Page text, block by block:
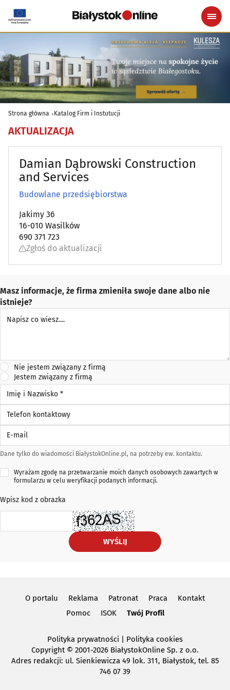
Strona główna Katalog Firm i Instutucji
AKTUALIZACJA
Damian Dąbrowski Construction
and Services
Budowlane przedsiębiorstwa
Jakimy 36
16-010 Wasilków
690 371 723
Zgłoś do aktualizacji
Masz informacje, że firma zmieniła swoje dane albo nie
istnieje?
Nie jestem związany z firmą
Jestem związany z firmą
Imię i Nazwisko *
Telefon kontaktowy
Dane tylko do wiadomości BiałystokOnline.pl, na potrzeby ew. kontaktu.
Wyrażam zgodę na przetwarzanie moich danych osobowych zawartych w
formularzu w celu weryfikacji podanych informacji.
Wpisz kod z obrazka
WYŚLIJ
O portalu Reklama Patronat Praca
Kontakt
Pomoc
ISOK Twój Profil
Polityka prywatności | Polityka cookies
Copyright © 2001-2026 BiałystokOnline Sp. z o.o.
Adres redakcji: ul. Sienkiewicza 49 lok. 311, Białystok, tel. 85
746 07 39